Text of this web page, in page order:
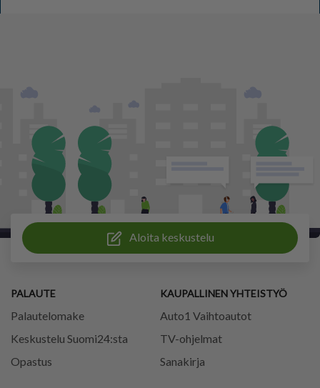
Aloita keskustelu
PALAUTE
Palautelomake
Keskustelu Suomi24:sta
Opastus
KAUPALLINEN YHTEISTYÖ
Auto1 Vaihtoautot
TV-ohjelmat
Sanakirja